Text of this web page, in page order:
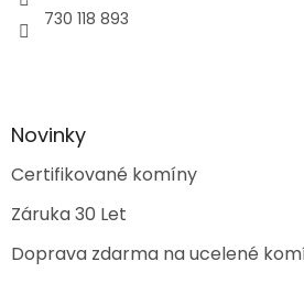
730 118 893
Novinky
Certifikované komíny
Záruka 30 Let
Doprava zdarma na ucelené